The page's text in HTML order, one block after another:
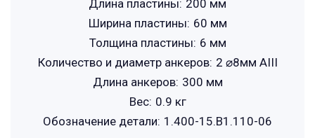
Длина пластины: 200 мм
Ширина пластины: 60 мм
Толщина пластины: 6 мм
Количество и диаметр анкеров: 2 ⌀8мм АIII
Длина анкеров: 300 мм
Вес: 0.9 кг
Обозначение детали: 1.400-15.B1.110-06